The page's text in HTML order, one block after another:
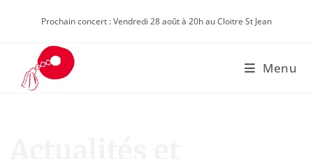
Prochain concert : Vendredi 28 août à 20h au Cloitre St Jean
Menu